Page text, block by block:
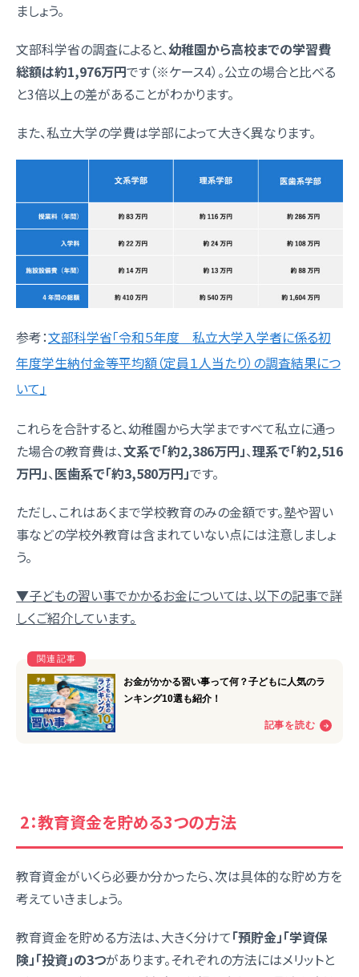
ましょう。
文部科学省の調査によると、幼稚園から高校までの学習費
総額は約1,976万円です（※ケース4）。公立の場合と比べる
と3倍以上の差があることがわかります。
また、私立大学の学費は学部によって大きく異なります。
参考：文部科学省「令和５年度 私立大学入学者に係る初
年度学生納付金等平均額（定員１人当たり）の調査結果につ
いて」
これらを合計すると、幼稚園から大学まですべて私立に通っ
た場合の教育費は、文系で「約2,386万円」、理系で「約2,516
万円」、医歯系で「約3,580万円」です。
ただし、これはあくまで学校教育のみの金額です。塾や習い
事などの学校外教育は含まれていない点には注意しましょ
う。
▼子どもの習い事でかかるお金については、以下の記事で詳
しくご紹介しています。
2：教育資金を貯める3つの方法
教育資金がいくら必要か分かったら、次は具体的な貯め方を
考えていきましょう。
教育資金を貯める方法は、大きく分けて「預貯金」「学資保
険」「投資」の3つがあります。それぞれの方法にはメリットと